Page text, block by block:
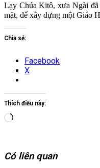
Lạy Chúa Kitô, xưa Ngài đã
mặt, để xây dựng một Giáo
Chia sẻ:
Facebook
X
Thích điều này:
Đang
Có liên quan